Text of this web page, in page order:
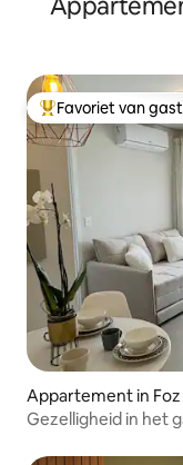
Topfavoriet van
Favoriet van
Appartement in
Gezelligheid in het